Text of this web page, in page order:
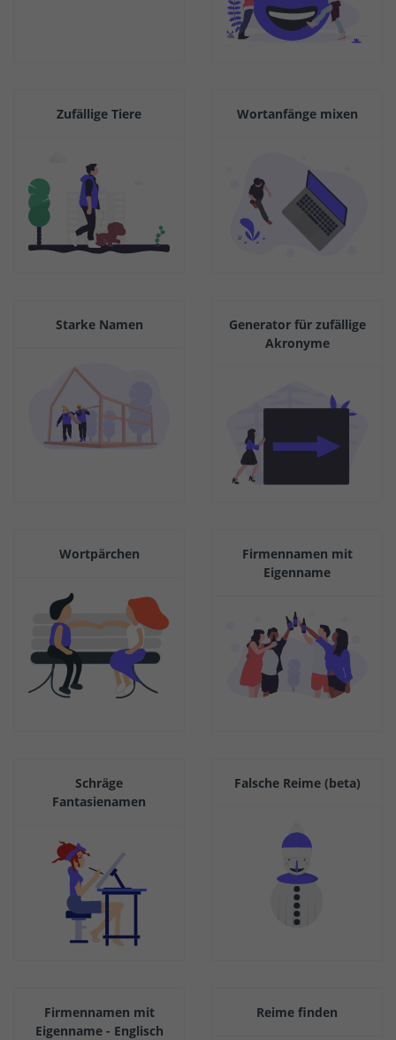
Zufällige Tiere Wortanfänge mixen
Starke Namen
Generator für zufällige
Akronyme
Wortpärchen
Firmennamen mit
Eigenname
Schräge
Fantasienamen
Falsche Reime (beta)
Firmennamen mit
Eigenname - Englisch
Reime finden